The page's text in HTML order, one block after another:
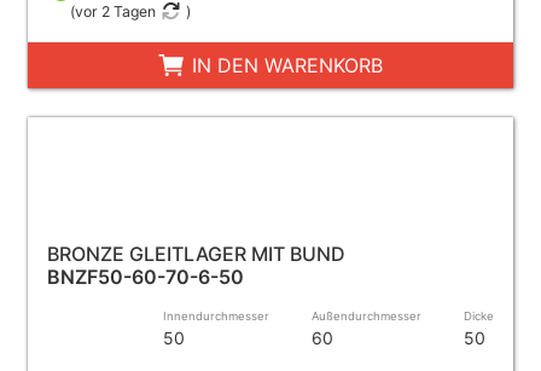
(vor 2 Tagen )
IN DEN WARENKORB
BRONZE GLEITLAGER MIT BUND
BNZF50-60-70-6-50
Innendurchmesser
50
Außendurchmesser
60
Dicke
50